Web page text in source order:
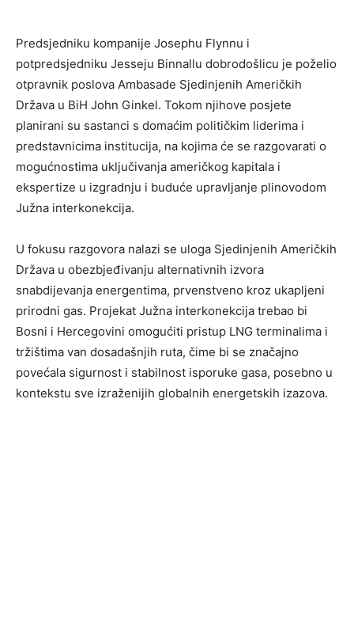
Predsjedniku kompanije Josephu Flynnu i
potpredsjedniku Jesseju Binnallu dobrodošlicu je poželio
otpravnik poslova Ambasade Sjedinjenih Američkih
Država u BiH John Ginkel. Tokom njihove posjete
planirani su sastanci s domaćim političkim liderima i
predstavnicima institucija, na kojima će se razgovarati o
mogućnostima uključivanja američkog kapitala i
ekspertize u izgradnju i buduće upravljanje plinovodom
Južna interkonekcija.
U fokusu razgovora nalazi se uloga Sjedinjenih Američkih
Država u obezbjeđivanju alternativnih izvora
snabdijevanja energentima, prvenstveno kroz ukapljeni
prirodni gas. Projekat Južna interkonekcija trebao bi
Bosni i Hercegovini omogućiti pristup LNG terminalima i
tržištima van dosadašnjih ruta, čime bi se značajno
povećala sigurnost i stabilnost isporuke gasa, posebno u
kontekstu sve izraženijih globalnih energetskih izazova.